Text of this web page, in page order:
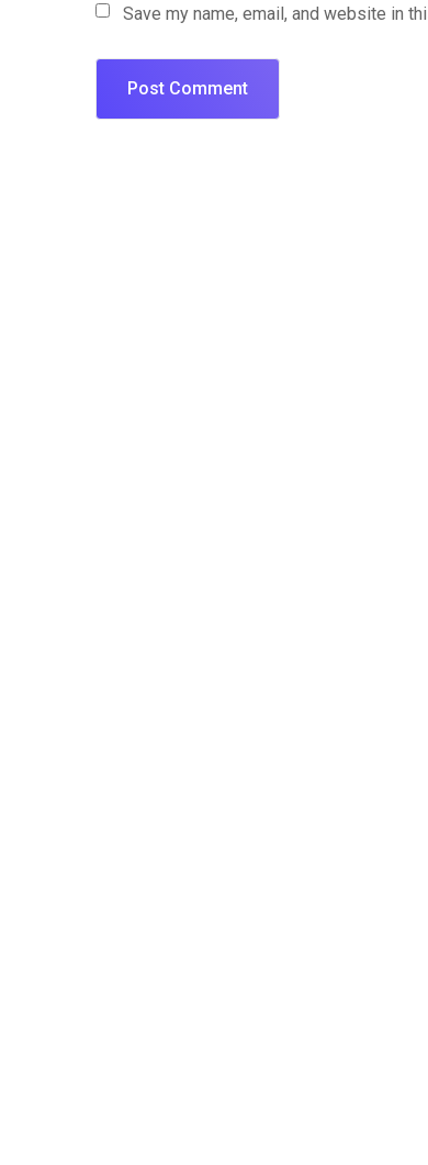
Save my name, email, and website in